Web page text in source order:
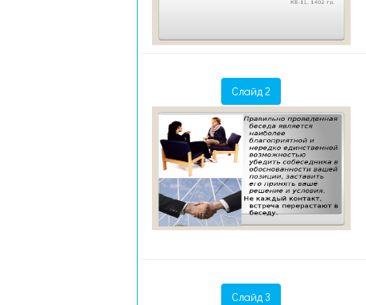
Слайд 2
Слайд 3